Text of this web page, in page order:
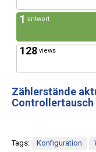
1 antwort
128 views
Zählerstände
Controllertausch
Tags: Konfiguration